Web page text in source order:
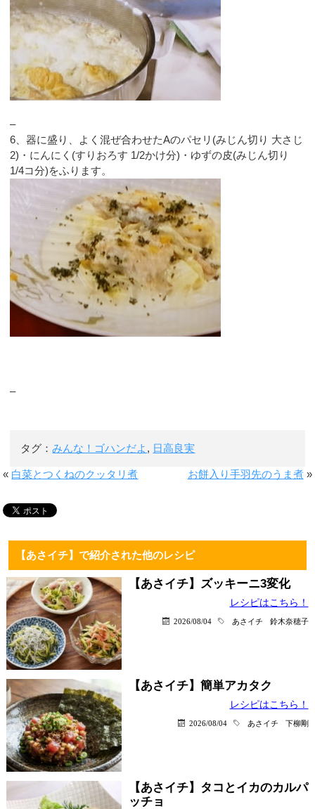
–
6、器に盛り、よく混ぜ合わせたAのパセリ(みじん切り 大さじ
2)・にんにく(すりおろす 1/2かけ分)・ゆずの皮(みじん切り
1/4コ分)をふります。
–
タグ：みんな！ゴハンだよ , 日高良実
« 白菜とつくねのクッタリ煮 お餅入り手羽先のうま煮»
【あさイチ】で紹介された他のレシピ
【あさイチ】ズッキーニ3変化
レシピはこちら！
2026/08/04 あさイチ 鈴木奈穂子
【あさイチ】簡単アカタク
レシピはこちら！
2026/08/04 あさイチ 下柳剛
【あさイチ】タコとイカのカルパ
ッチョ